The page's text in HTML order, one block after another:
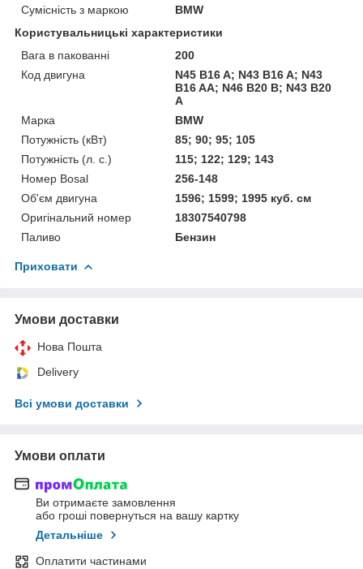
Сумісність з маркою
BMW
Користувальницькі характеристики
Вага в пакованні
200
Код двигуна
N45 B16 A; N43 B16 A; N43
B16 AA; N46 B20 B; N43 B20
A
Марка
BMW
Потужність (кВт)
85; 90; 95; 105
Потужність (л. с.)
115; 122; 129; 143
Номер Bosal
256-148
Об'єм двигуна
1596; 1599; 1995 куб. см
Оригінальний номер
18307540798
Паливо
Бензин
Приховати
Умови доставки
Нова Пошта
Delivery
Всі умови доставки
Умови оплати
Ви отримаєте замовлення
або гроші повернуться на вашу картку
Детальніше
Оплатити частинами